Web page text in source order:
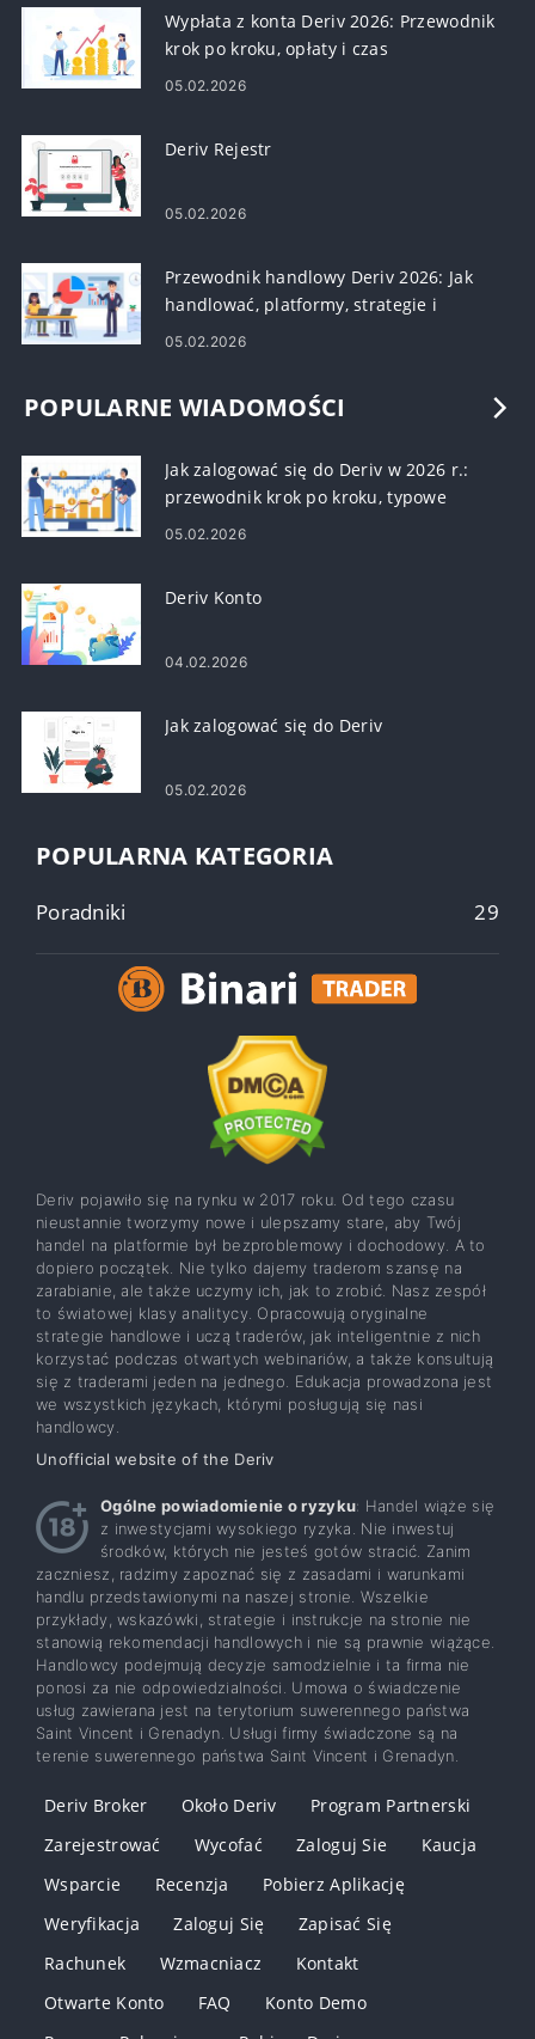
Wypłata z konta Deriv 2026: Przewodnik
krok po kroku, opłaty i czas
przetwarzania
05.02.2026
Deriv Rejestr
05.02.2026
Przewodnik handlowy Deriv 2026: Jak
handlować, platformy, strategie i
zarządzanie ryzykiem
05.02.2026
POPULARNE WIADOMOŚCI
Jak zalogować się do Deriv w 2026 r.:
przewodnik krok po kroku, typowe
problemy z logowaniem i rozwiązania
05.02.2026
Deriv Konto
04.02.2026
Jak zalogować się do Deriv
05.02.2026
POPULARNA KATEGORIA
Poradniki 29
Deriv pojawiło się na rynku w 2017 roku. Od tego czasu
nieustannie tworzymy nowe i ulepszamy stare, aby Twój
handel na platformie był bezproblemowy i dochodowy. A to
dopiero początek. Nie tylko dajemy traderom szansę na
zarabianie, ale także uczymy ich, jak to zrobić. Nasz zespół
to światowej klasy analitycy. Opracowują oryginalne
strategie handlowe i uczą traderów, jak inteligentnie z nich
korzystać podczas otwartych webinariów, a także konsultują
się z traderami jeden na jednego. Edukacja prowadzona jest
we wszystkich językach, którymi posługują się nasi
handlowcy.
Unofficial website of the Deriv
Ogólne powiadomienie o ryzyku: Handel wiąże się
z inwestycjami wysokiego ryzyka. Nie inwestuj
środków, których nie jesteś gotów stracić. Zanim
zaczniesz, radzimy zapoznać się z zasadami i warunkami
handlu przedstawionymi na naszej stronie. Wszelkie
przykłady, wskazówki, strategie i instrukcje na stronie nie
stanowią rekomendacji handlowych i nie są prawnie wiążące.
Handlowcy podejmują decyzje samodzielnie i ta firma nie
ponosi za nie odpowiedzialności. Umowa o świadczenie
usług zawierana jest na terytorium suwerennego państwa
Saint Vincent i Grenadyn. Usługi firmy świadczone są na
terenie suwerennego państwa Saint Vincent i Grenadyn.
Deriv Broker Około Deriv
Program Partnerski
Zarejestrować
Wycofać Zaloguj Sie
Kaucja
Wsparcie
Recenzja
Pobierz Aplikację
Weryfikacja
Zaloguj Się
Zapisać Się
Rachunek
Wzmacniacz
Kontakt
Otwarte Konto
FAQ
Konto Demo